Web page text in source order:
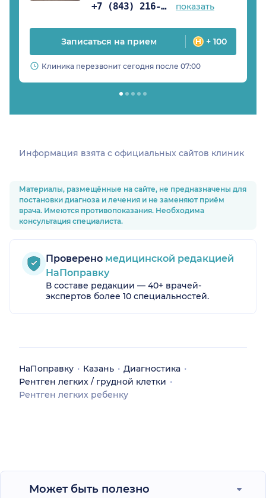
+7 (843) 216-80-53 показать
Записаться на прием + 100
Клиника перезвонит сегодня после 07:00
Информация взята c официальных сайтов клиник
Материалы, размещённые на сайте, не предназначены для
постановки диагноза и лечения и не заменяют приём
врача. Имеются противопоказания. Необходима
консультация специалиста.
Проверено медицинской редакцией
НаПоправку
В составе редакции — 40+ врачей-
экспертов более 10 специальностей.
НаПоправку Казань
Диагностика
Рентген легких / грудной клетки
Рентген легких ребенку
Может быть полезно